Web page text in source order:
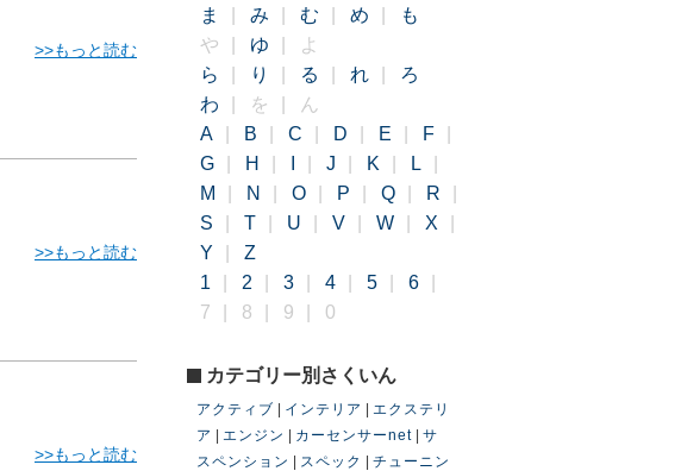
>>もっと読む
>>もっと読む
>>もっと読む
ま
み む め
も
や
ゆ
よ
ら
り る れ
ろ
わ
を
ん
A
B C D E F
G
H J K L
M
N O P Q R
S
T U V W X
Y
Z
1
2 3 4 5 6
7
8 9 0
カテゴリー別さくいん
アクティブ インテリア
エクステリ
ア
エンジン カーセンサーnet
サ
スペンション
スペック
チューニン